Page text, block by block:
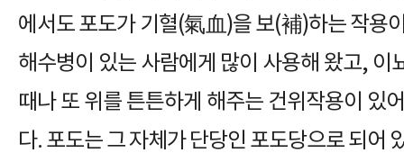
에서도 포도가 기혈(氣血)을 보(補)하는 작용
해수병이 있는 사람에게 많이 사용해 왔고, 이
때나 또 위를 튼튼하게 해주는 건위작용이 있
다. 포도는 그 자체가 단당인 포도당으로 되어